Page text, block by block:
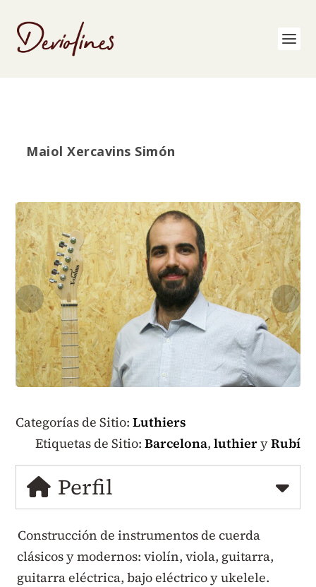
Maiol Xercavins Simón
Categorías de Sitio:Luthiers
Etiquetas de Sitio: Barcelona, luthieryRubí
Perfil
Construcción de instrumentos de cuerda
clásicos y modernos: violín, viola, guitarra,
guitarra eléctrica, bajo eléctrico y ukelele.